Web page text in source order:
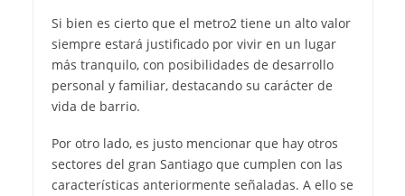
Si bien es cierto que el metro2 tiene un alto valor
siempre estará justificado por vivir en un lugar
más tranquilo, con posibilidades de desarrollo
personal y familiar, destacando su carácter de
vida de barrio.
Por otro lado, es justo mencionar que hay otros
sectores del gran Santiago que cumplen con las
características anteriormente señaladas. A ello se